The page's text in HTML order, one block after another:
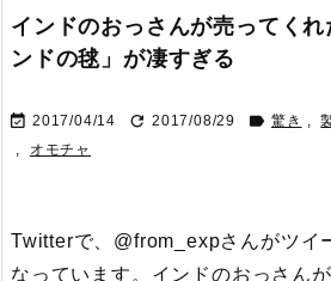
インドのおっさんが売ってく
ンドの毬」が凄すぎる
 2017/04/14  2017/08/29  驚き ,
,
オモチャ
Twitterで、@from_expさんがツイ
なっています。 インドのおっさん